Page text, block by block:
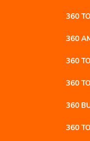
360
360
360
360
360
360